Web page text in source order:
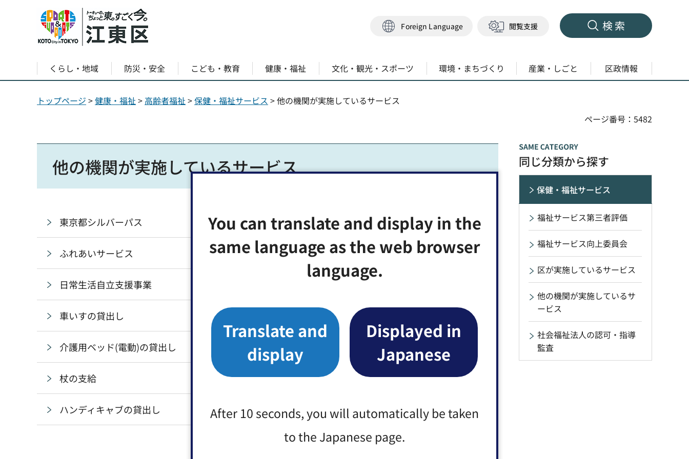
You can translate and display in the
same language as the web browser
language.
Translate and
display
Displayed in
Japanese
After 10 seconds, you will automatically be taken
to the Japanese page.
Foreign Language 閲覧支援 検索
くらし・地域 防災・安全 こども・教育 健康・福祉 文化・観光・スポーツ 環境・まちづくり 産業・しごと 区政情報
トップページ >健康・福祉 > 高齢者福祉 >保健・福祉サービス > 他の機関が実施しているサービス
ページ番号：5482
他の機関が実施しているサービス
東京都シルバーパス
ふれあいサービス
日常生活自立支援事業
車いすの貸出し
介護用ベッド(電動)の貸出し
杖の支給
ハンディキャブの貸出し
同じ分類から探す
保健・福祉サービス
福祉サービス第三者評価
福祉サービス向上委員会
区が実施しているサービス
他の機関が実施しているサ
ービス
社会福祉法人の認可・指導
監査